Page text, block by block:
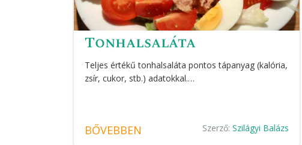
Tonhalsaláta
Teljes értékű tonhalsaláta pontos tápanyag (kalória,
zsír, cukor, stb.) adatokkal.…
BŐVEBBEN Szerző: Szilágyi Balázs